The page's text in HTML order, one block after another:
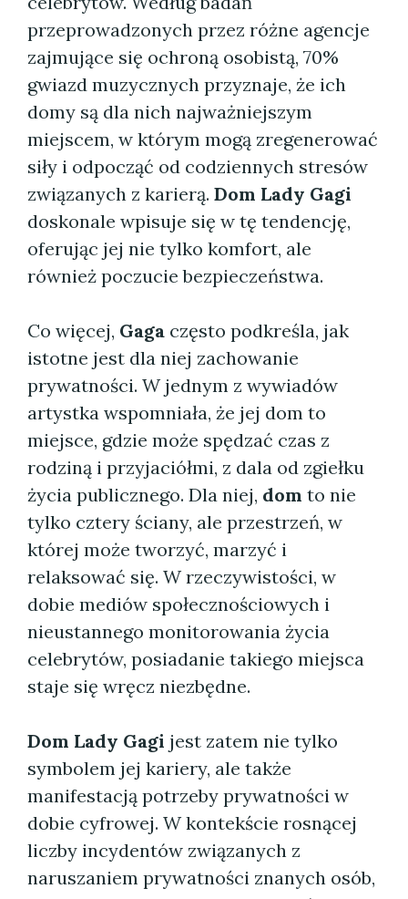
przeprowadzonych przez różne agencje
zajmujące się ochroną osobistą, 70%
gwiazd muzycznych przyznaje, że ich
domy są dla nich najważniejszym
miejscem, w którym mogą zregenerować
siły i odpocząć od codziennych stresów
związanych z karierą. Dom Lady Gagi
doskonale wpisuje się w tę tendencję,
oferując jej nie tylko komfort, ale
również poczucie bezpieczeństwa.
Co więcej, Gaga często podkreśla, jak
istotne jest dla niej zachowanie
prywatności. W jednym z wywiadów
artystka wspomniała, że jej dom to
miejsce, gdzie może spędzać czas z
rodziną i przyjaciółmi, z dala od zgiełku
życia publicznego. Dla niej, dom to nie
tylko cztery ściany, ale przestrzeń, w
której może tworzyć, marzyć i
relaksować się. W rzeczywistości, w
dobie mediów społecznościowych i
nieustannego monitorowania życia
celebrytów, posiadanie takiego miejsca
staje się wręcz niezbędne.
Dom Lady Gagi jest zatem nie tylko
symbolem jej kariery, ale także
manifestacją potrzeby prywatności w
dobie cyfrowej. W kontekście rosnącej
liczby incydentów związanych z
naruszaniem prywatności znanych osób,